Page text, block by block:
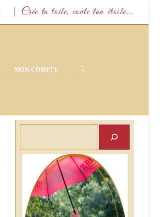
| Crée ta toile, conte ton étoile...
MON COMPTE TOGGLE
SEARCH